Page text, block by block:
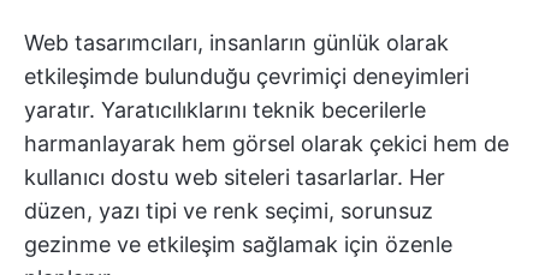
Web tasarımcıları, insanların günlük olarak
etkileşimde bulunduğu çevrimiçi deneyimleri
yaratır. Yaratıcılıklarını teknik becerilerle
harmanlayarak hem görsel olarak çekici hem de
kullanıcı dostu web siteleri tasarlarlar. Her
düzen, yazı tipi ve renk seçimi, sorunsuz
gezinme ve etkileşim sağlamak için özenle